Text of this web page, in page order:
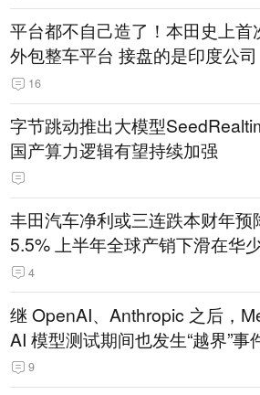
平台都不自己造了！本田史上首
外包整车平台 接盘的是印度公司
16
字节跳动推出大模型
国产算力逻辑有望持续加强
丰田汽车净利或三连跌本财年预
5.5% 上半年全球产销下滑在华
14.3万辆
4
继 OpenAI、Anthropic 之后，
AI 模型测试期间也发生“越界”事
9